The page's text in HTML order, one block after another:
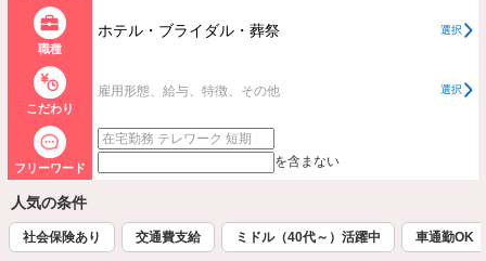
職種
ホテル・ブライダル・葬祭 選択
こだわり
雇用形態、給与、特徴、その他 選択
フリーワード を含まない
人気の条件
社会保険あり 交通費支給 ミドル（40代～）活躍中 車通勤OK